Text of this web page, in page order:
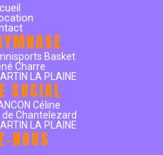
Basket
Charre
LA PLAINE
SOCIAL
Céline
Chantelezard
LA PLAINE
NOUS